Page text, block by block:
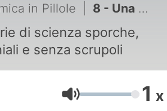
in Pillole 8 - Una zuppa mortale per i neonati
di scienza sporche,
e senza scrupoli
Volume 1 x